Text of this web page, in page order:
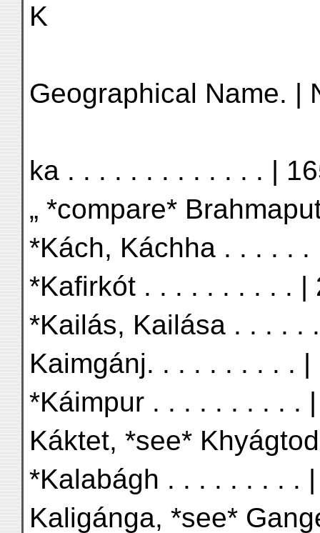
K
Geographical Name. |
ka . . . . . . . . . . . . . |
„ *compare*
*Kách, Káchha . . . . . .
*Kafirkót . . . . . . . . . . |
*Kailás, Kailása . . . . .
Kaimgánj. . . . . . . . . . |
*Káimpur . . . . . . . . . .
Káktet, *see*
*Kalabágh . . . . . . . . .
Kaligánga, *see*